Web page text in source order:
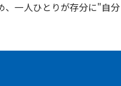
、一人ひとりが存分に"自